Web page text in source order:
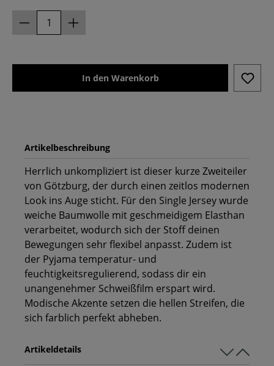
In den Warenkorb
Artikelbeschreibung
Herrlich unkompliziert ist dieser kurze Zweiteiler
von Götzburg, der durch einen zeitlos modernen
Look ins Auge sticht. Für den Single Jersey wurde
weiche Baumwolle mit geschmeidigem Elasthan
verarbeitet, wodurch sich der Stoff deinen
Bewegungen sehr flexibel anpasst. Zudem ist
der Pyjama temperatur- und
feuchtigkeitsregulierend, sodass dir ein
unangenehmer Schweißfilm erspart wird.
Modische Akzente setzen die hellen Streifen, die
sich farblich perfekt abheben.
Artikeldetails